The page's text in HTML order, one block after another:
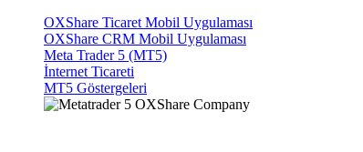
OXShare Ticaret Mobil Uygulaması
OXShare CRM Mobil Uygulaması
Meta Trader 5 (MT5)
İnternet Ticareti
MT5 Göstergeleri